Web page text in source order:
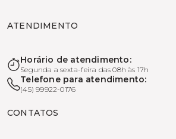
ATENDIMENTO
Horário de atendimento:
Segunda a sexta-feira das 08h às 17h
Telefone para atendimento:
(45) 99922-0176
CONTATOS